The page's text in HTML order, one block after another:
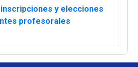
y elecciones
profesorales